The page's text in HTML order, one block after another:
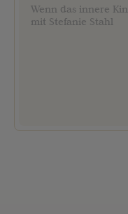
Wenn das innere
mit Stefanie Stahl